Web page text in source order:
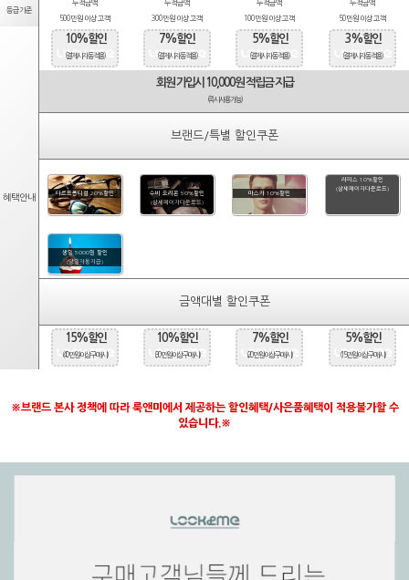
등급기준
누적금액
500만원 이상 고객
누적금액
300만원 이상 고객
누적금액
100만원 이상 고객
누적금액
50만원 이상 고객
혜택안내
10%할인
(결제시 자동적용)
7%할인
(결제시 자동적용)
5%할인
(결제시 자동적용)
3%할인
(결제시 자동적용)
회원 가입시 10,000원 적립금 지급
(즉시사용가능)
브랜드/특별 할인쿠폰
타르트옵티컬 20%할인
수비 오리온 50%할인
(상세페이지다운로드)
마스카 10%할인
라피스 10%할인
(상세페이지다운로드)
생일 5000원 할인
(당일자동지급)
금액대별 할인쿠폰
15%할인
(40만원 이상 구매시)
10%할인
(30만원 이상 구매시)
7%할인
(20만원 이상 구매시)
5%할인
(15만원 이상 구매시)
※브랜드 본사 정책에 따라 룩앤미에서 제공하는 할인혜택/사은품혜택이 적용불가할 수
있습니다.※